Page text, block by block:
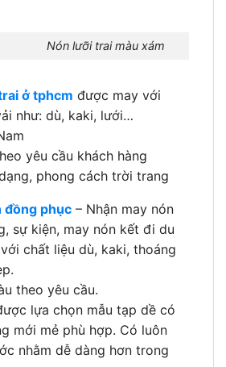
trai màu xám
ở tphcm được may với
như: dù, kaki, lưới…
yêu cầu khách hàng
phong cách trời trang
đồng phục – Nhận may nón
sự kiện, may nón kết đi du
chất liệu dù, kaki, thoáng
theo yêu cầu.
lựa chọn mẫu tạp dề có
mới mẻ phù hợp. Có luôn
nhằm dễ dàng hơn trong